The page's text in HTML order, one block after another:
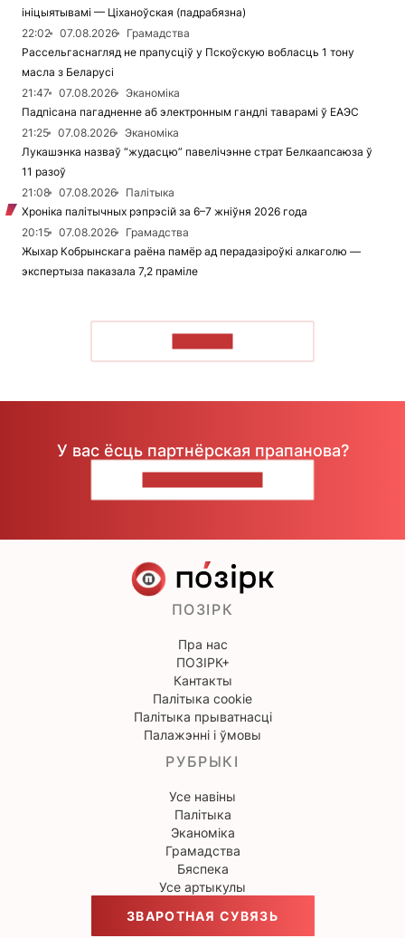
ініцыятывамі — Ціханоўская (падрабязна)
22:02
07.08.2026
Грамадства
Рассельгаснагляд не прапусціў у Пскоўскую вобласць 1 тону
масла з Беларусі
21:47
07.08.2026
Эканоміка
Падпісана пагадненне аб электронным гандлі таварамі ў ЕАЭС
21:25
07.08.2026
Эканоміка
Лукашэнка назваў “жудасцю” павелічэнне страт Белкаапсаюза ў
11 разоў
21:08
07.08.2026
Палітыка
Хроніка палітычных рэпрэсій за 6–7 жніўня 2026 года
20:15
07.08.2026
Грамадства
Жыхар Кобрынскага раёна памёр ад перадазіроўкі алкаголю —
экспертыза паказала 7,2 праміле
У вас ёсць партнёрская прапанова?
ПОЗІРК
Пра нас
ПОЗІРК+
Кантакты
Палітыка cookie
Палітыка прыватнасці
Палажэнні і ўмовы
РУБРЫКІ
Усе навіны
Палітыка
Эканоміка
Грамадства
Бяспека
Усе артыкулы
ЗВАРОТНАЯ СУВЯЗЬ